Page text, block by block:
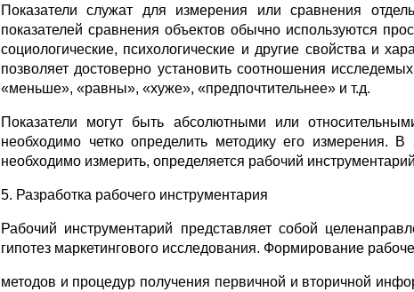
Показатели служат для измерения или сравнения
показателей сравнения объектов обычно используются
социологические, психологические и другие свойства и
позволяет достоверно установить соотношения
«меньше», «равны», «хуже», «предпочтительнее» и т.д.
Показатели могут быть абсолютными или
необходимо четко определить методику его измерения.
необходимо измерить, определяется рабочий
5. Разработка рабочего инструментария
Рабочий инструментарий представляет собой
гипотез маркетингового исследования. Формирование
методов и процедур получения первичной и вторичной